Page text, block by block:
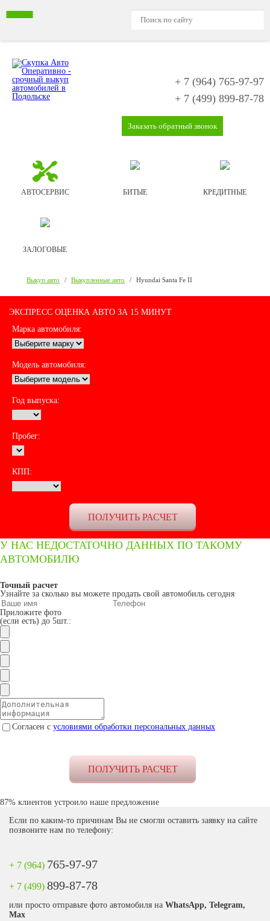
+ 7 (964) 765-97-97
+ 7 (499) 899-87-78
Заказать обратный звонок
АВТОСЕРВИС БИТЫЕ КРЕДИТНЫЕ
ЗАЛОГОВЫЕ
Выкуп авто / Выкупленные авто / Hyundai Santa Fe II
ЭКСПРЕСС ОЦЕНКА АВТО ЗА 15 МИНУТ
Марка автомобиля:
Модель автомобиля:
Год выпуска:
Пробег:
КПП:
У НАС НЕДОСТАТОЧНО ДАННЫХ ПО ТАКОМУ
АВТОМОБИЛЮ
Точный расчет
Узнайте за сколько вы можете продать свой автомобиль сегодня
Приложите фото
(если есть) до 5шт.:
Согласен с условиями обработки персональных данных
87% клиентов устроило наше предложение
Если по каким-то причинам Вы не смогли оставить заявку на сайте
позвоните нам по телефону:
+ 7 (964) 765-97-97
+ 7 (499) 899-87-78
или просто отправьте фото автомобиля на WhatsApp, Telegram,
Max